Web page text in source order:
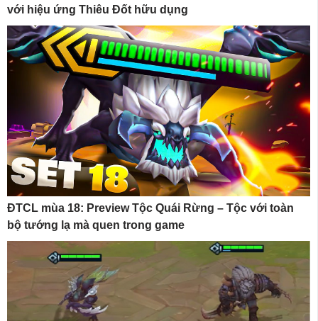
với hiệu ứng Thiêu Đốt hữu dụng
ĐTCL mùa 18: Preview Tộc Quái Rừng – Tộc với toàn
bộ tướng lạ mà quen trong game